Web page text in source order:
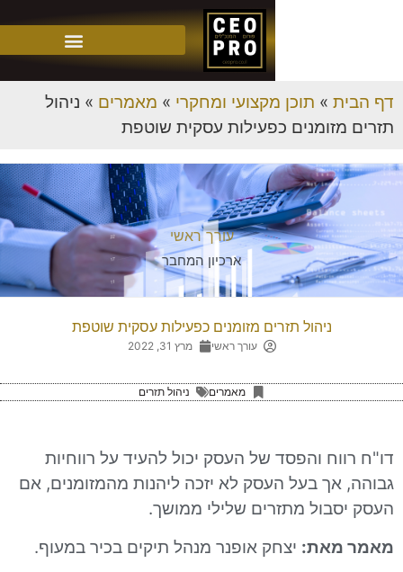
» תוכן מקצועי ומחקרי » מאמרים »ניהול
כפעילות עסקית שוטפת
עורך ראשי
ארכיון המחבר
ניהול תזרים מזומנים כפעילות עסקית שוטפת
עורך ראשי מרץ 31, 2022
ניהול תזרים
והפסד של העסק יכול להעיד על רווחיות
בעל העסק לא יזכה ליהנות מהמזומנים, אם
מתזרים שלילי ממושך.
יצחק אופנר מנהל תיקים בכיר במעוף.